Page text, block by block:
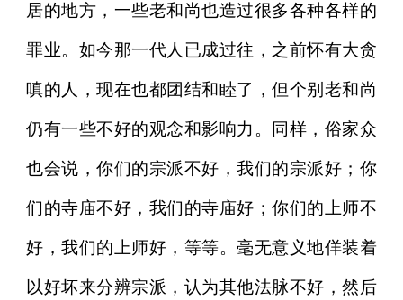
居的地方，一些老和尚也造过很多各种各样的
罪业。如今那一代人已成过往，之前怀有大贪
嗔的人，现在也都团结和睦了，但个别老和尚
仍有一些不好的观念和影响力。同样，俗家众
也会说，你们的宗派不好，我们的宗派好；你
们的寺庙不好，我们的寺庙好；你们的上师不
好，我们的上师好，等等。毫无意义地佯装着
以好坏来分辨宗派，认为其他法脉不好，然后